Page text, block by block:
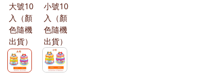
大號10
入（顏
色隨機
出貨）
小號10
入（顏
色隨機
出貨）